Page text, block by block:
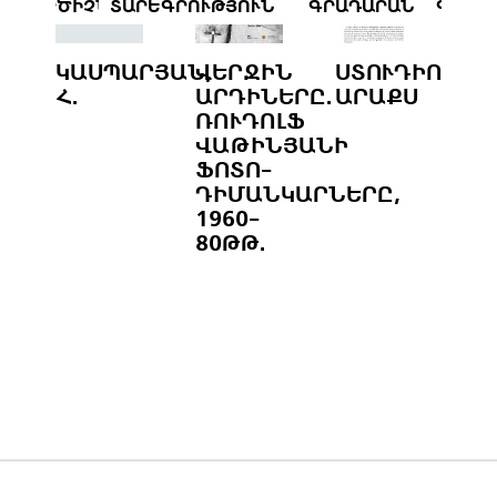
ԳՈՐԾԻՉՆԵՐ
ԿԱՍՊԱՐՅԱՆ,
Հ.
ՏԱՐԵԳՐՈՒԹՅՈՒՆ
ՎԵՐՋԻՆ
ԱՐԴԻՆԵՐԸ.
ՌՈՒԴՈԼՖ
ՎԱԹԻՆՅԱՆԻ
ՖՈՏՈ-
ԴԻՄԱՆԿԱՐՆԵՐԸ,
1960-
80ԹԹ.
ԳՐԱԴԱՐԱՆ
ՍՏՈՒԴԻՈ
ԱՐԱՔՍ